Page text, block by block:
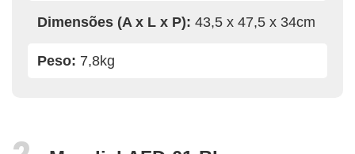
Dimensões (A x L x P): 43,5 x 47,5 x 34cm
Peso: 7,8kg